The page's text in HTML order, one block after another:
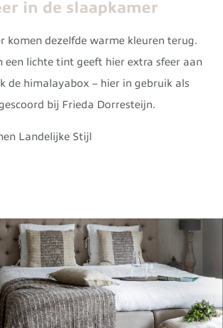
in de slaapkamer
komen dezelfde warme kleuren terug.
een lichte tint geeft hier extra sfeer aan
de himalayabox – hier in gebruik als
bij Frieda Dorresteijn.
Landelijke Stijl